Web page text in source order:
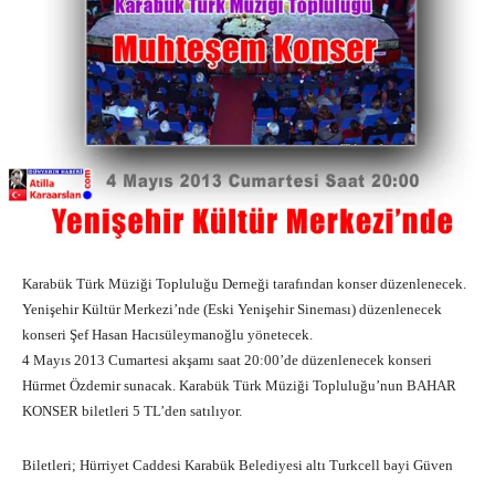
Karabük Türk Müziği Topluluğu Derneği tarafından konser düzenlenecek.
Yenişehir Kültür Merkezi’nde (Eski Yenişehir Sineması) düzenlenecek
konseri Şef Hasan Hacısüleymanoğlu yönetecek.
4 Mayıs 2013 Cumartesi akşamı saat 20:00’de düzenlenecek konseri
Hürmet Özdemir sunacak. Karabük Türk Müziği Topluluğu’nun BAHAR
KONSER biletleri 5 TL’den satılıyor.
Biletleri; Hürriyet Caddesi Karabük Belediyesi altı Turkcell bayi Güven